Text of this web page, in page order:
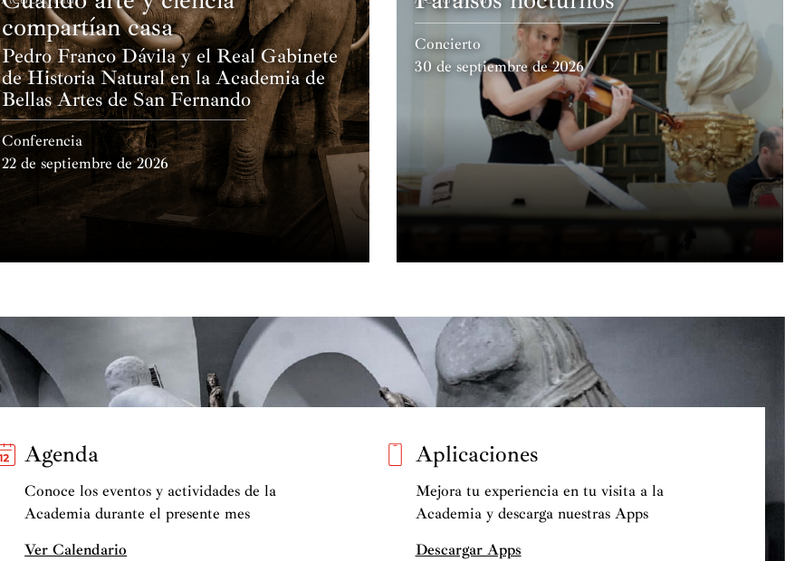
compartían casa
Pedro Franco Dávila y el Real Gabinete
de Historia Natural en la Academia de
Bellas Artes de San Fernando
Conferencia
22 de septiembre de 2026
Concierto
30 de septiembre de 2026
Agenda
Conoce los eventos y actividades de la
Academia durante el presente mes
Ver Calendario
Aplicaciones
Mejora tu experiencia en tu visita a la
Academia y descarga nuestras Apps
Descargar Apps